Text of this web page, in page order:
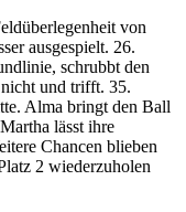
von
ausgespielt. 26.
schrubbt den
und trifft. 35.
Alma bringt den Ball
lässt ihre
Chancen blieben
2 wiederzuholen